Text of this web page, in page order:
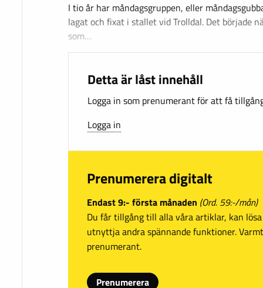
I tio år har måndagsgruppen, eller
lagat och fixat i stallet vid Trolldal. Det började
som…
Detta är låst innehåll
Logga in som prenumerant för att få
Logga in
Prenumerera digitalt
Endast 9:- första månaden (Ord. 59:-/mån)
Du får tillgång till alla våra artiklar, kan
utnyttja andra spännande funktioner.
prenumerant.
Prenumerera